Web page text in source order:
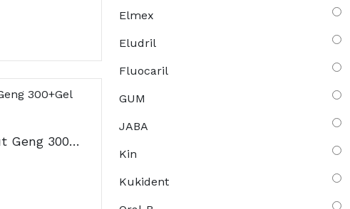
Arthrodont Colut Geng 300+Gel Prot75
Elmex
Eludril
Fluocaril
GUM
JABA
Kin
Kukident